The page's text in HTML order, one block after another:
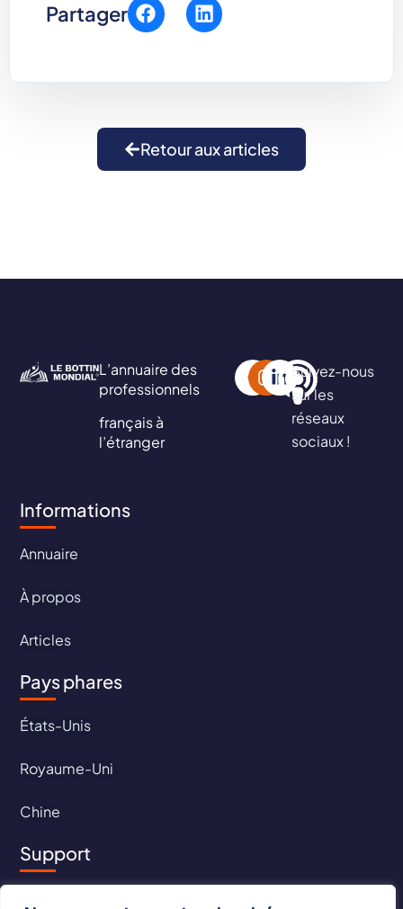
Partager
Retour aux articles
L’annuaire des
professionnels
français à
l’étranger
Suivez-nous
sur les
réseaux
sociaux !
Informations
Annuaire
À propos
Articles
Pays phares
États-Unis
Royaume-Uni
Chine
Support